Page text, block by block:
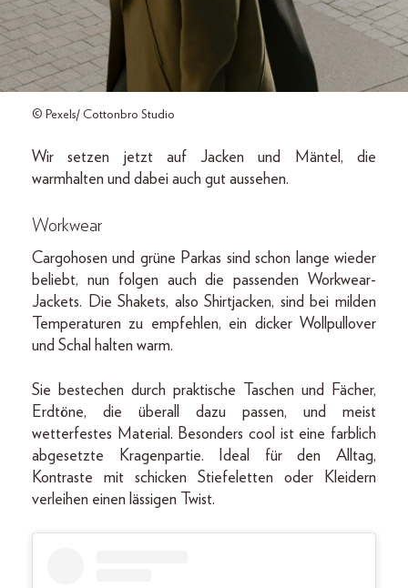
© Pexels/ Cottonbro Studio
Wir setzen jetzt auf Jacken und Mäntel, die
warmhalten und dabei auch gut aussehen.
Workwear
Cargohosen und grüne Parkas sind schon lange wieder
beliebt, nun folgen auch die passenden Workwear-
Jackets. Die Shakets, also Shirtjacken, sind bei milden
Temperaturen zu empfehlen, ein dicker Wollpullover
und Schal halten warm.
Sie bestechen durch praktische Taschen und Fächer,
Erdtöne, die überall dazu passen, und meist
wetterfestes Material. Besonders cool ist eine farblich
abgesetzte Kragenpartie. Ideal für den Alltag,
Kontraste mit schicken Stiefeletten oder Kleidern
verleihen einen lässigen Twist.